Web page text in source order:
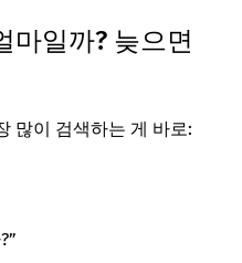
마일까? 늦으면
많이 검색하는 게 바로: